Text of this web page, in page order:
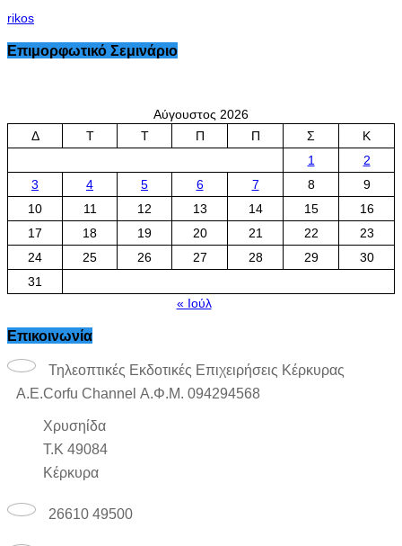
rikos
Επιμορφωτικό Σεμινάριο
Αύγουστος 2026
Δ
Τ Τ Π Π Σ
Κ
1
2
3
4 5 6 7 8
9
10
11 12 13 14 15
16
17
18 19 20 21 22
23
24
25 26 27 28 29
30
31
« Ιούλ
Επικοινωνία
Τηλεοπτικές Εκδοτικές Επιχειρήσεις Κέρκυρας
Α.Ε.Corfu Channel Α.Φ.Μ. 094294568
Χρυσηίδα
Τ.Κ 49084
Κέρκυρα
26610 49500